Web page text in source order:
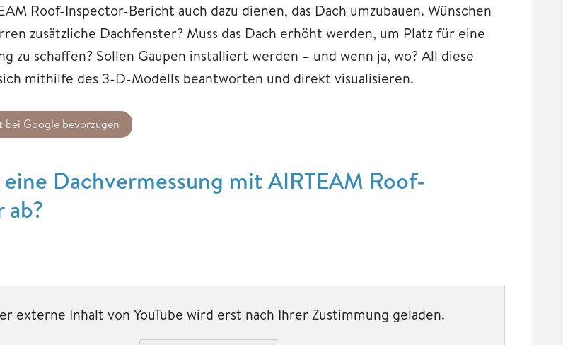
Roof-Inspector-Bericht auch dazu dienen, das Dach umzubauen. Wünschen
zusätzliche Dachfenster? Muss das Dach erhöht werden, um Platz für eine
zu schaffen? Sollen Gaupen installiert werden – und wenn ja, wo? All diese
mithilfe des 3-D-Modells beantworten und direkt visualisieren.
bei Google bevorzugen
Dachvermessung mit AIRTEAM Roof-
ab?
externe Inhalt von YouTube wird erst nach Ihrer Zustimmung geladen.